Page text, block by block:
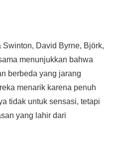
David Byrne, Björk,
menunjukkan bahwa
berbeda yang jarang
menarik karena penuh
tidak untuk sensasi, tetapi
yang lahir dari